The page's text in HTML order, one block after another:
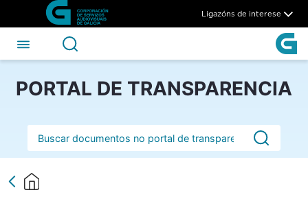
Skip to Main Content
ESPECIAL NADAL TUPPER
Ligazóns de interese
PORTAL DE TRANSPARENCIA
Barra de busca